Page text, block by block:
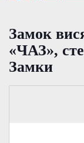
Замок
«ЧАЗ»,
Замки